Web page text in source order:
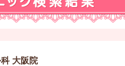
大阪院